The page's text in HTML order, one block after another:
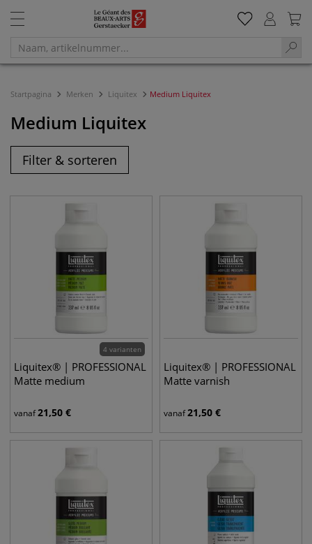
Startpagina Merken Liquitex Medium Liquitex
Medium Liquitex
Filter & sorteren
4 varianten
Liquitex® | PROFESSIONAL
Matte medium
vanaf21,50 €
Liquitex® | PROFESSIONAL
Matte varnish
vanaf21,50 €